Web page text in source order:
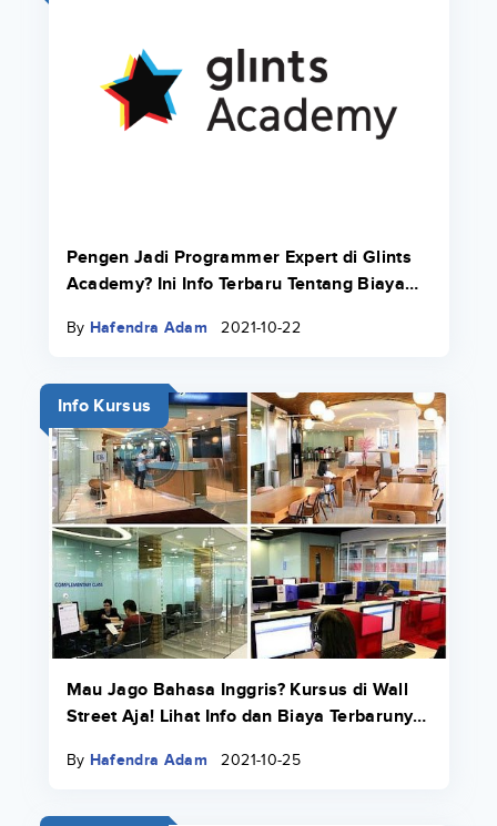
Pengen Jadi Programmer Expert di Glints
Academy? Ini Info Terbaru Tentang Biaya
By Hafendra Adam 2021-10-22
Info Kursus
Mau Jago Bahasa Inggris? Kursus di Wall
Street Aja! Lihat Info dan Biaya Terbarunya
By Hafendra Adam 2021-10-25